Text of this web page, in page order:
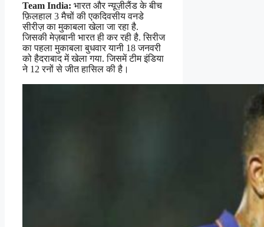
Team India: भारत और न्यूज़ीलैंड के बीच
फ़िलहाल 3 मैचों की एकदिवसीय वनडे
सीरीज़ का मुकाबला खेला जा रहा है.
जिसकी मेज़बानी भारत ही कर रही है. सिरीज
का पहला मुकाबला बुधवार यानी 18 जनवरी
को हैदराबाद में खेला गया. जिसमें टीम इंडिया
ने 12 रनों से जीत हासिल की है।